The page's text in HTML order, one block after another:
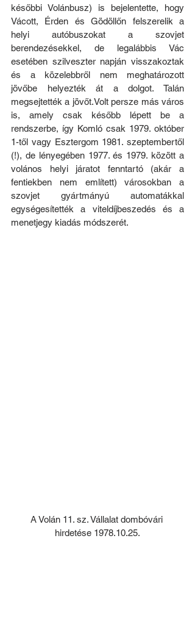
későbbi Volánbusz) is bejelentette, hogy
Vácott, Érden és Gödöllőn felszerelik a
helyi autóbuszokat a szovjet
berendezésekkel, de legalábbis Vác
esetében szilveszter napján visszakoztak
és a közelebbről nem meghatározott
jövőbe helyezték át a dolgot. Talán
megsejtették a jövőt.Volt persze más város
is, amely csak később lépett be a
rendszerbe, így Komló csak 1979. október
1-től vagy Esztergom 1981. szeptembertől
(!), de lényegében 1977. és 1979. között a
volános helyi járatot fenntartó (akár a
fentiekben nem említett) városokban a
szovjet gyártmányú automatákkal
egységesítették a viteldíjbeszedés és a
menetjegy kiadás módszerét.
A Volán 11. sz. Vállalat dombóvári
hirdetése 1978.10.25.